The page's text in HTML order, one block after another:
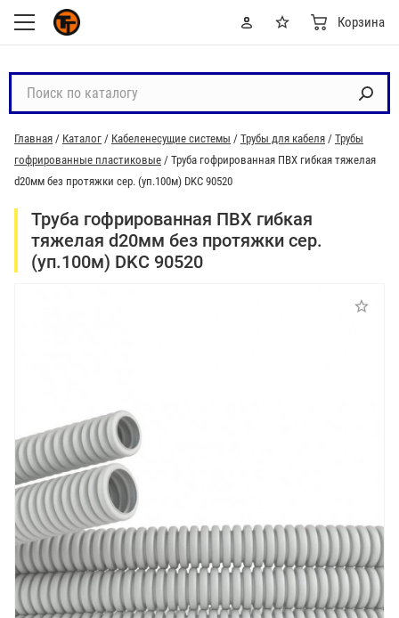
Корзина
с
к
п
о
т
Главная / Каталог / Кабеленесущие системы / Трубы для кабеля / Трубы
гофрированные пластиковые / Труба гофрированная ПВХ гибкая тяжелая
d20мм без протяжки сер. (уп.100м) DKC 90520
Труба гофрированная ПВХ гибкая
тяжелая d20мм без протяжки сер.
(уп.100м) DKC 90520